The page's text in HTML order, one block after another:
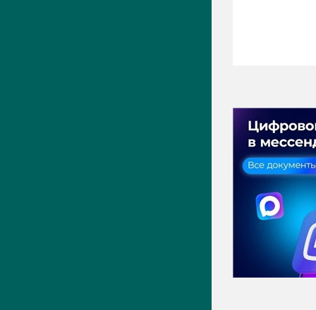
ПРЕСС-ЦЕНТР
Актуально
Новости
Фото